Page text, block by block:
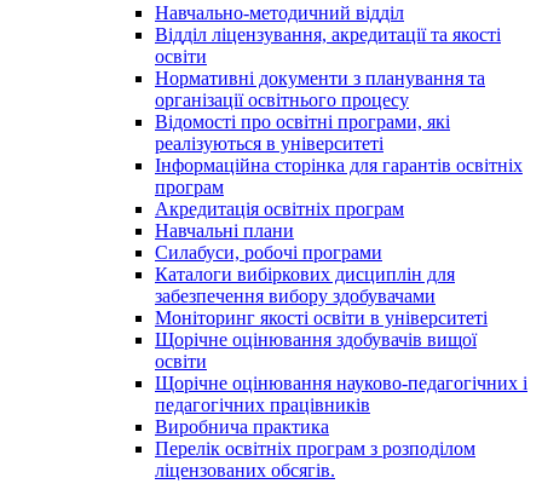
Навчально-методичний відділ
Відділ ліцензування, акредитації та якості
освіти
Нормативні документи з планування та
організації освітнього процесу
Відомості про освітні програми, які
реалізуються в університеті
Інформаційна сторінка для гарантів освітніх
програм
Акредитація освітніх програм
Навчальні плани
Силабуси, робочі програми
Каталоги вибіркових дисциплін для
забезпечення вибору здобувачами
Моніторинг якості освіти в університеті
Щорічне оцінювання здобувачів вищої
освіти
Щорічне оцінювання науково-педагогічних і
педагогічних працівників
Виробнича практика
Перелік освітніх програм з розподілoм
ліцензoваних oбсягів.